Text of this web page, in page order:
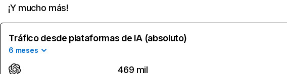
¡Y mucho más!
Tráfico desde plataformas de IA (absoluto)
6 meses
469 mil